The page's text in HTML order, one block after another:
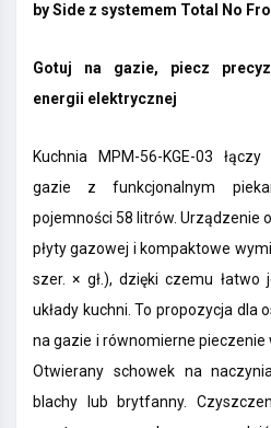
by Side z systemem Total No
Gotuj na gazie, piecz
energii elektrycznej
Kuchnia MPM-56-KGE-03
gazie z funkcjonalnym
pojemności 58 litrów. Urządzenie
płyty gazowej i kompaktowe
szer. × gł.), dzięki czemu
układy kuchni. To propozycja dla
na gazie i równomierne
Otwierany schowek na
blachy lub brytfanny.